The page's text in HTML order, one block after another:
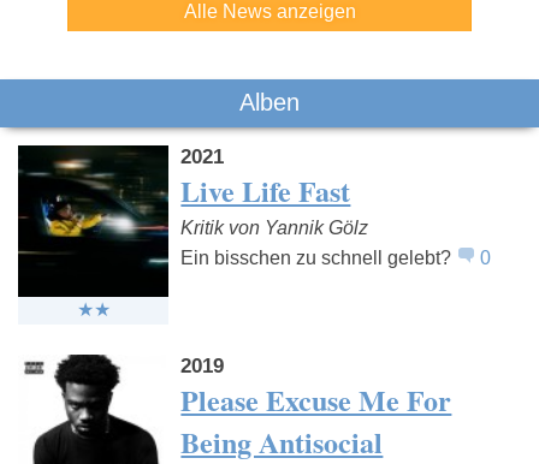
Alle News anzeigen
Alben
2021
Live Life Fast
Kritik von Yannik Gölz
Ein bisschen zu schnell gelebt?
0
2019
Please Excuse Me For
Being Antisocial